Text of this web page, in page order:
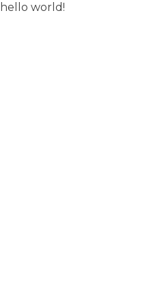
hello world!